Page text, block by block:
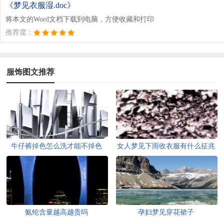
《梦见衣服湿.doc》
将本文的Word文档下载到电脑，方便收藏和打印
推荐度：
服饰图文推荐
牛仔裤掉色怎么洗才能不掉色 女人梦见下雨收衣服有什么征兆
氨纶含量越高越贵吗 孕妇梦见穿花裙子